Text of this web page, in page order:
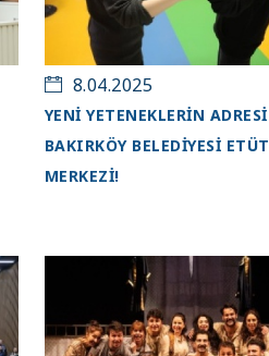
8.04.2025
YENİ YETENEKLERİN ADRESİ
BAKIRKÖY BELEDİYESİ ETÜT
MERKEZİ!